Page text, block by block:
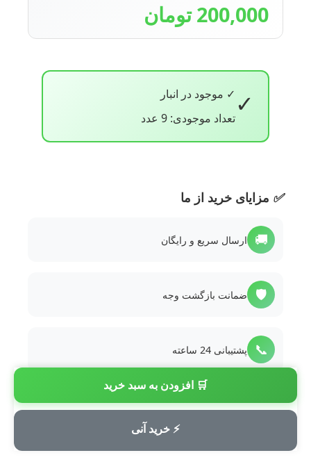
200,000 تومان
✓ ✓ موجود در انبار
تعداد موجودی: 9 عدد
🛒 افزودن به سبد خرید
⚡ خرید آنی
✅ مزایای خرید از ما
🚚 ارسال سریع و رایگان
🛡️ ضمانت بازگشت وجه
📞 پشتیبانی 24 ساعته
💳 پرداخت امن